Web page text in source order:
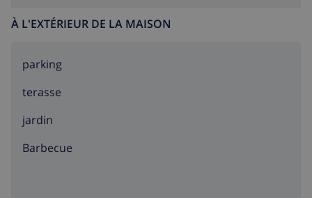
À L'EXTÉRIEUR DE LA MAISON
parking
terasse
jardin
barbecue